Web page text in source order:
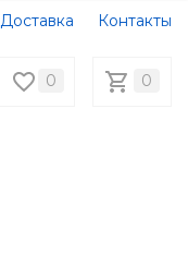
Доставка Контакты
0 0